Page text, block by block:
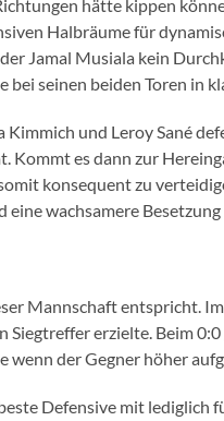
hätte kippen
Halbräume für
Jamal Musiala kein
seinen beiden Toren in
und Leroy Sané
es dann zur
konsequent zu
wachsamere
Mannschaft entspricht.
erzielte. Beim
wenn der Gegner höher
Defensive mit lediglich